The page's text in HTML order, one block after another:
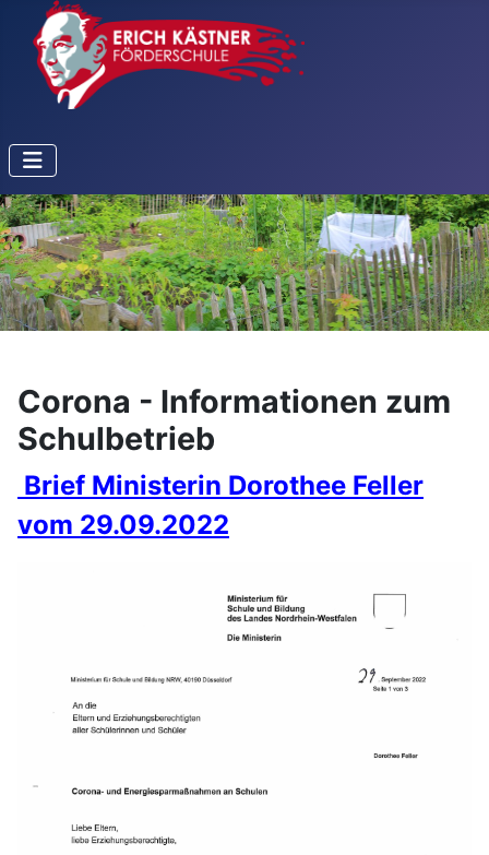
Corona - Informationen zum
Schulbetrieb
Brief Ministerin Dorothee Feller
vom 29.09.2022